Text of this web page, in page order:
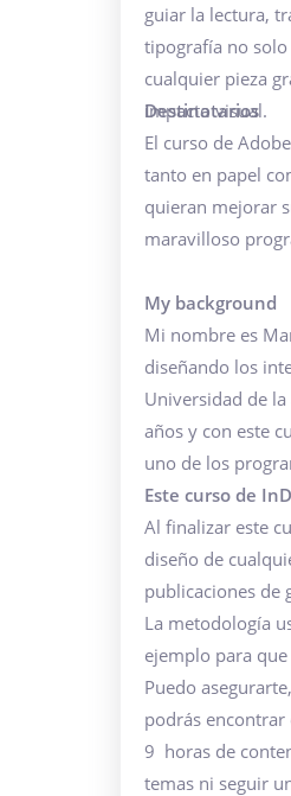
guiar la lectura,
tipografía no
cualquier pieza
impacto visual.
Destinatarios
El curso de
tanto en papel
quieran mejorar
maravilloso
My background
Mi nombre es
diseñando los
Universidad de
años y con este
uno de los
Este curso de
Al finalizar este
diseño de
publicaciones de
La metodología
ejemplo para
Puedo
podrás encontrar
9 horas de
temas ni seguir